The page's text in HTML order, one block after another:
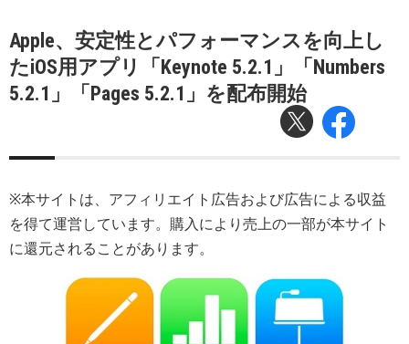
Apple、安定性とパフォーマンスを向上し
たiOS用アプリ「Keynote 5.2.1」「Numbers
5.2.1」「Pages 5.2.1」を配布開始
※本サイトは、アフィリエイト広告および広告による収益
を得て運営しています。購入により売上の一部が本サイト
に還元されることがあります。